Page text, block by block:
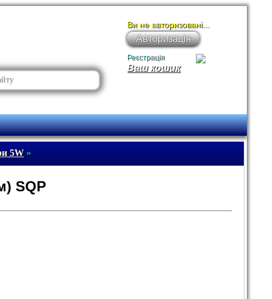
Ваш кошик
Ви не авторизовані...
Авторизація
Реєстрація
5W»
SQP